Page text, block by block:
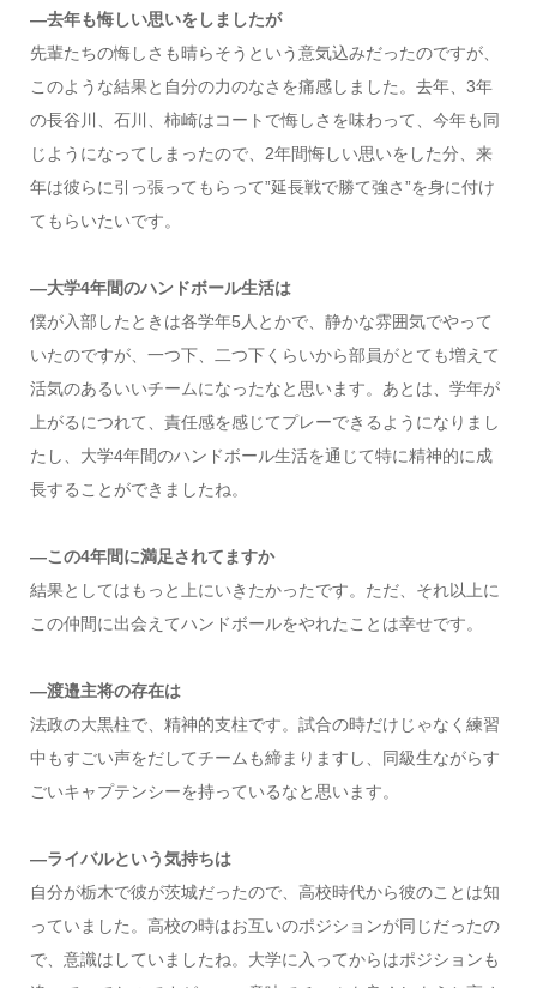
―去年も悔しい思いをしましたが
先輩たちの悔しさも晴らそうという意気込みだったのですが、
このような結果と自分の力のなさを痛感しました。去年、3年
の長谷川、石川、柿崎はコートで悔しさを味わって、今年も同
じようになってしまったので、2年間悔しい思いをした分、来
年は彼らに引っ張ってもらって”延長戦で勝て強さ”を身に付け
てもらいたいです。
―大学4年間のハンドボール生活は
僕が入部したときは各学年5人とかで、静かな雰囲気でやって
いたのですが、一つ下、二つ下くらいから部員がとても増えて
活気のあるいいチームになったなと思います。あとは、学年が
上がるにつれて、責任感を感じてプレーできるようになりまし
たし、大学4年間のハンドボール生活を通じて特に精神的に成
長することができましたね。
―この4年間に満足されてますか
結果としてはもっと上にいきたかったです。ただ、それ以上に
この仲間に出会えてハンドボールをやれたことは幸せです。
―渡邉主将の存在は
法政の大黒柱で、精神的支柱です。試合の時だけじゃなく練習
中もすごい声をだしてチームも締まりますし、同級生ながらす
ごいキャプテンシーを持っているなと思います。
―ライバルという気持ちは
自分が栃木で彼が茨城だったので、高校時代から彼のことは知
っていました。高校の時はお互いのポジションが同じだったの
で、意識はしていましたね。大学に入ってからはポジションも